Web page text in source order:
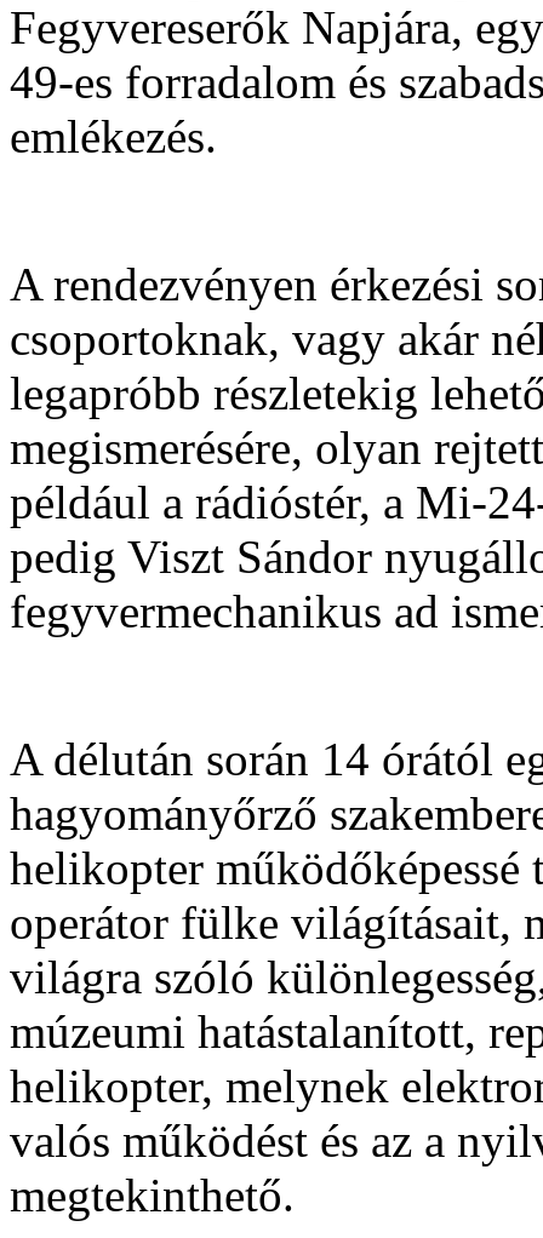
Fegyvereserők Napjára,
49-es forradalom és
emlékezés.
A rendezvényen érkezési
csoportoknak, vagy akár
legapróbb részletekig
megismerésére, olyan
például a rádióstér, a Mi-
pedig Viszt Sándor
fegyvermechanikus ad
A délután során 14 órától
hagyományőrző
helikopter
operátor fülke világításait,
világra szóló
múzeumi hatástalanított,
helikopter, melynek
valós működést és az a
megtekinthető.